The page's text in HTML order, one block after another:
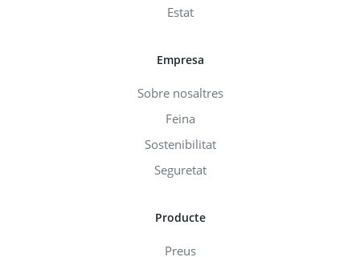
Estat
Empresa
Sobre nosaltres
Feina
Sostenibilitat
Seguretat
Producte
Preus